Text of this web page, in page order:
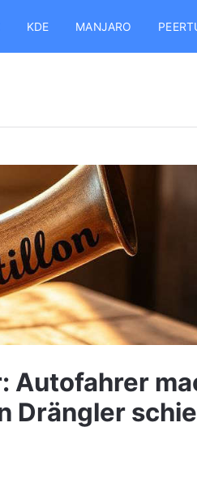
KDE MANJARO
Autofahrer
Drängler